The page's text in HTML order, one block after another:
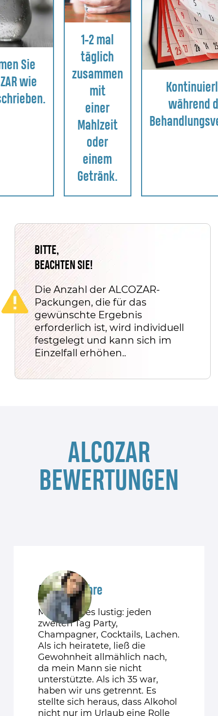
Sie
wie
1-2 mal
täglich
zusammen
mit
einer
Mahlzeit
oder
einem
Getränk.
während
BITTE,
BEACHTEN SIE!
Die Anzahl der ALCOZAR-
Packungen, die für das
gewünschte Ergebnis
erforderlich ist, wird individuell
festgelegt und kann sich im
Einzelfall erhöhen..
ALCOZAR
BEWERTUNGEN
Anna39 Jahre
Mit 25 war es lustig: jeden
zweiten Tag Party,
Champagner, Cocktails, Lachen.
Als ich heiratete, ließ die
Gewohnheit allmählich nach,
da mein Mann sie nicht
unterstützte. Als ich 35 war,
haben wir uns getrennt. Es
stellte sich heraus, dass Alkohol
nicht nur im Urlaub eine Rolle